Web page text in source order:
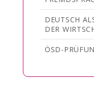
DEUTSCH
DER
ÖSD-